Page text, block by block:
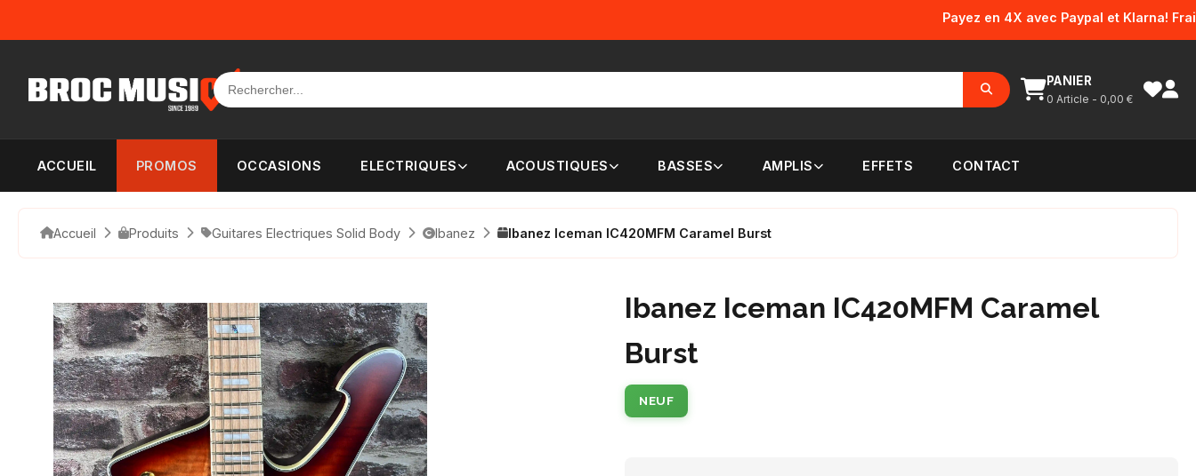
Payez en 4X avec Paypal et Klarna! Frais
PANIER
0 Article - 0,00 €
ACCUEIL PROMOS OCCASIONS ELECTRIQUES ACOUSTIQUES BASSES AMPLIS EFFETS CONTACT
Accueil Produits Guitares Electriques Solid Body Ibanez Ibanez Iceman IC420MFM Caramel Burst
Ibanez Iceman IC420MFM Caramel
Burst
NEUF